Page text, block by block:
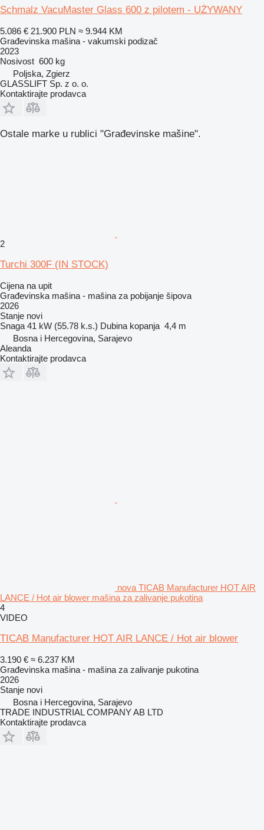
Schmalz VacuMaster Glass 600 z pilotem - UŻYWANY
5.086 € 21.900 PLN ≈ 9.944 KM
Građevinska mašina - vakumski podizač
2023
Nosivost 600 kg
Poljska, Zgierz
GLASSLIFT Sp. z o. o.
Kontaktirajte prodavca
Ostale marke u rublici "Građevinske mašine".
2
Turchi 300F (IN STOCK)
Cijena na upit
Građevinska mašina - mašina za pobijanje šipova
2026
Stanje novi
Snaga 41 kW (55.78 k.s.) Dubina kopanja 4,4 m
Bosna i Hercegovina, Sarajevo
Aleanda
Kontaktirajte prodavca
nova TICAB Manufacturer HOT AIR
LANCE / Hot air blower mašina za zalivanje pukotina
4
VIDEO
TICAB Manufacturer HOT AIR LANCE / Hot air blower
3.190 € ≈ 6.237 KM
Građevinska mašina - mašina za zalivanje pukotina
2026
Stanje novi
Bosna i Hercegovina, Sarajevo
TRADE INDUSTRIAL COMPANY AB LTD
Kontaktirajte prodavca